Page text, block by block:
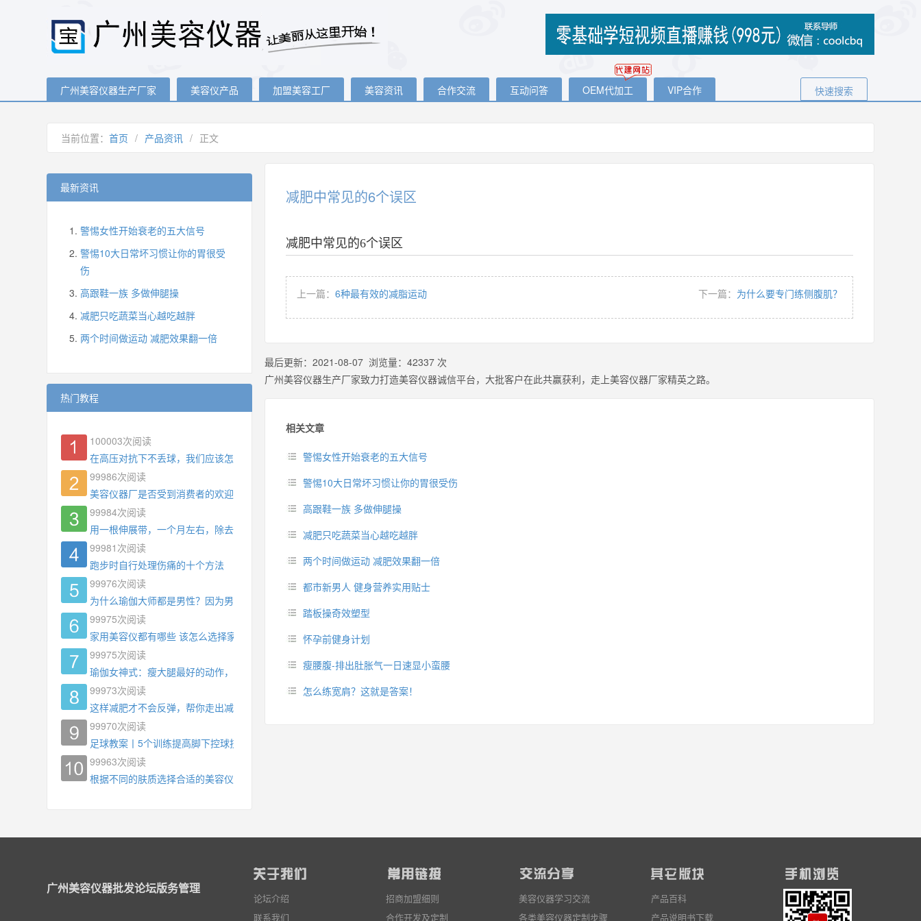
广州美容仪器生产厂家 美容仪产品 加盟美容工厂 美容资讯 合作交流 互动问答 OEM代加工 VIP合作 快速搜索
当前位置： 首页 / 产品资讯 / 正文
减肥中常见的6个误区
减肥中常见的6个误区
上一篇： 6种最有效的减脂运动 下一篇： 为什么要专门练侧腹肌？
最后更新： 2021-08-07 浏览量： 42337 次
广州美容仪器生产厂家致力打造美容仪器诚信平台，大批客户在此共赢获利，走上美容仪器厂家精英之路。
相关文章
警惕女性开始衰老的五大信号
警惕10大日常坏习惯让你的胃很受伤
高跟鞋一族 多做伸腿操
减肥只吃蔬菜当心越吃越胖
两个时间做运动 减肥效果翻一倍
都市新男人 健身营养实用贴士
踏板操奇效塑型
怀孕前健身计划
瘦腰腹-排出肚胀气一日速显小蛮腰
怎么练宽肩？这就是答案！
最新资讯
警惕女性开始衰老的五大信号
警惕10大日常坏习惯让你的胃很受
伤
高跟鞋一族 多做伸腿操
减肥只吃蔬菜当心越吃越胖
两个时间做运动 减肥效果翻一倍
热门教程
100003次阅读
在高压对抗下不丢球，我们应该怎么练?
99986次阅读
美容仪器厂是否受到消费者的欢迎
99984次阅读
用一根伸展带，一个月左右，除去了手臂拜拜肉，背也变薄了
99981 次阅读
跑步时自行处理伤痛的十个方法
99976次阅读
为什么瑜伽大师都是男性？因为男权，让女性失去同等的机会
99975次阅读
家用美容仪都有哪些 该怎么选择家用美容仪
99975次阅读
瑜伽女神式：瘦大腿最好的动作，没有之一，为什么你练了没效果？
99973次阅读
这样减肥才不会反弹，帮你走出减肥瓶颈
99970次阅读
足球教案丨5个训练提高脚下控球技术
99963次阅读
根据不同的肤质选择合适的美容仪器
广州美容仪器批发论坛版务管理
论坛介绍
联系我们
招商加盟细则
合作开发及定制
美容仪器学习交流
各类美容仪器定制步骤
产品百科
产品说明书下载